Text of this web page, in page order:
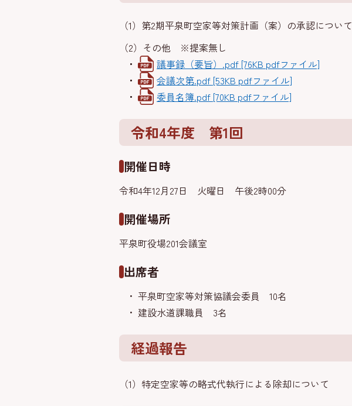
（1）第2期平泉町空家等対策計画（案）の承認について
（2）その他 ※提案無し
議事録（要旨）.pdf [76KB pdfファイル]
会議次第.pdf [53KB pdfファイル]
委員名簿.pdf [70KB pdfファイル]
令和4年度 第1回
開催日時
令和4年12月27日 火曜日 午後2時00分
開催場所
平泉町役場201会議室
出席者
平泉町空家等対策協議会委員 10名
建設水道課職員 3名
経過報告
（1）特定空家等の略式代執行による除却について